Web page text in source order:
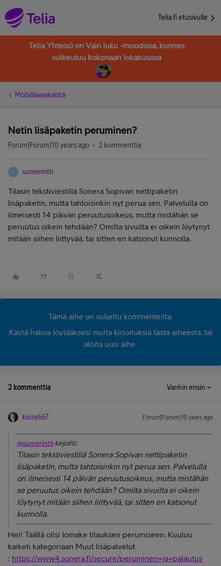
Telia.fi etusivulle
Telia Yhteisö on Vain luku -moodissa, kunnes
sulkeutuu kokonaan lokakuussa
Mobiililaajakaista
Netin lisäpaketin peruminen?
Forum|Forum|10 years ago 2 kommenttia
S sumerinth
Tilasin tekstiviestillä Sonera Sopivan nettipaketin
lisäpaketin, mutta tahtoisinkin nyt perua sen. Palvelulla on
ilmeisesti 14 päivän peruutusoikeus, mutta mistähän se
peruutus oikein tehdään? Omilta sivuilta ei oikein löytynyt
mitään siihen liittyvää, tai sitten en katsonut kunnolla.
Tämä aihe on suljettu kommenteilta.
Käytä hakua löytääksesi muita kirjoituksia tästä aiheesta, tai
aloita uusi aihe.
2 kommenttia Vanhin ensin
kiisseli67 Forum|Forum|10 years ago
@sumerinth kirjoitti:
Tilasin tekstiviestillä Sonera Sopivan nettipaketin
lisäpaketin, mutta tahtoisinkin nyt perua sen. Palvelulla
on ilmeisesti 14 päivän peruutusoikeus, mutta mistähän
se peruutus oikein tehdään? Omilta sivuilta ei oikein
löytynyt mitään siihen liittyvää, tai sitten en katsonut
kunnolla.
Hei! Täällä olisi lomake tilauksen perumiseen. Kuuluu
kaiketi kategoriaan Muut lisäpalvelut
: https://www4.sonera.fi/secure/peruminen+ja+palautus